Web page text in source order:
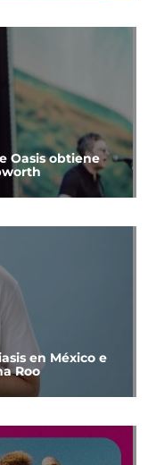
Oasis obtiene
en México e
Roo